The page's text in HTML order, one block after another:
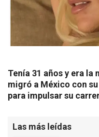
Tenía 31 años y era la
migró a México con
para impulsar su
Las más leídas